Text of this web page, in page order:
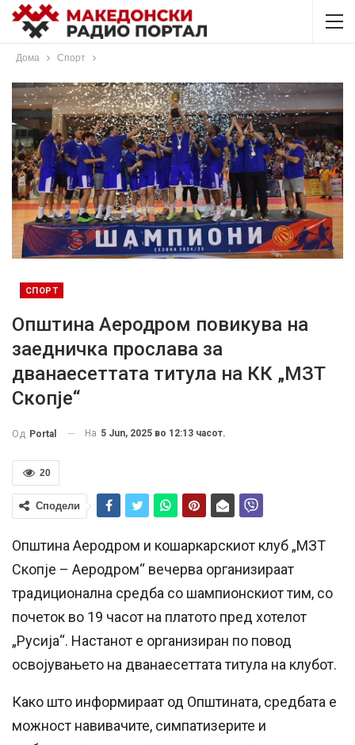
Дома Спорт
СПОРТ
Општина Аеродром повикува на
заедничка прослава за
дванаесеттата титула на КК „МЗТ
Скопје“
Од Portal На 5 Jun, 2025 во 12:13 часот.
20
Сподели
Општина Аеродром и кошаркарскиот клуб „МЗТ
Скопје – Аеродром“ вечерва организираат
традиционална средба со шампионскиот тим, со
почеток во 19 часот на платото пред хотелот
„Русија“. Настанот е организиран по повод
освојувањето на дванаесеттата титула на клубот.
Како што информираат од Општината, средбата е
можност навивачите, симпатизерите и